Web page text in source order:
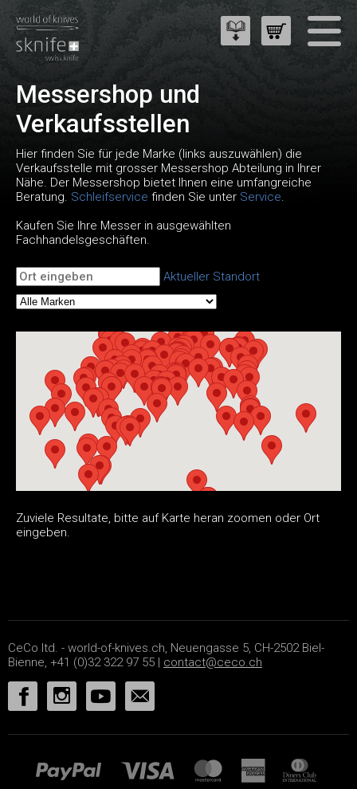
Zuviele Resultate, bitte auf Karte heran zoomen oder Ort
eingeben.
Messershop und
Verkaufsstellen
Hier finden Sie für jede Marke (links auszuwählen) die
Verkaufsstelle mit grosser Messershop Abteilung in Ihrer
Nähe. Der Messershop bietet Ihnen eine umfangreiche
Beratung. Schleifservice finden Sie unter Service.
Kaufen Sie Ihre Messer in ausgewählten
Fachhandelsgeschäften.
Aktueller Standort
CeCo ltd. - world-of-knives.ch, Neuengasse 5, CH-2502 Biel-
Bienne, +41 (0)32 322 97 55 | contact@ceco.ch